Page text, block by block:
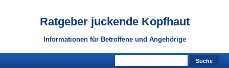
Ratgeber juckende Kopfhaut
Informationen für Betroffene und Angehörige